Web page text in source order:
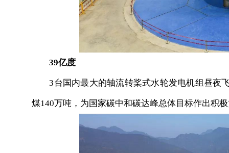
39亿度
3台国内最大的轴流转桨式水轮发电机组昼夜
煤140万吨，为国家碳中和碳达峰总体目标作出积